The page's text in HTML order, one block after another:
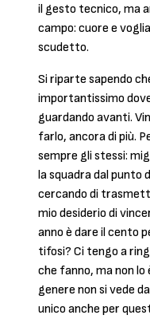
il gesto tecnico, ma
campo: cuore e
scudetto.
Si riparte sapendo
importantissimo
guardando avanti.
farlo, ancora di più.
sempre gli stessi:
la squadra dal punto
cercando di
mio desiderio di
anno è dare il cento
tifosi? Ci tengo a
che fanno, ma non
genere non si vede
unico anche per